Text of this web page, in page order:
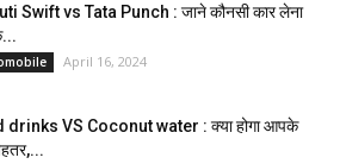
Swift vs Tata Punch : जाने कौनसी कार लेना
April 16, 2024
drinks VS Coconut water : क्या होगा आपके